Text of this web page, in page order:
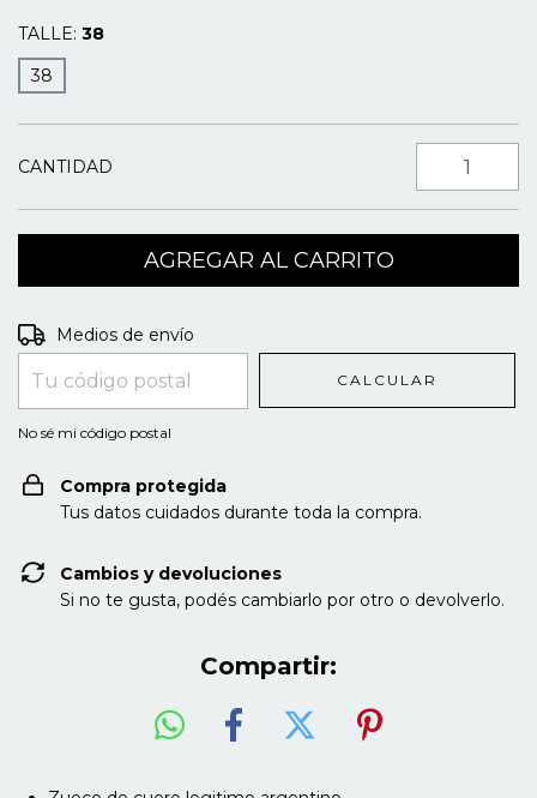
TALLE: 38
38
CANTIDAD
Entregas para el CP:
Medios de envío
CALCULAR
No sé mi código postal
Compra protegida
Tus datos cuidados durante toda la compra.
Cambios y devoluciones
Si no te gusta, podés cambiarlo por otro o devolverlo.
Compartir: